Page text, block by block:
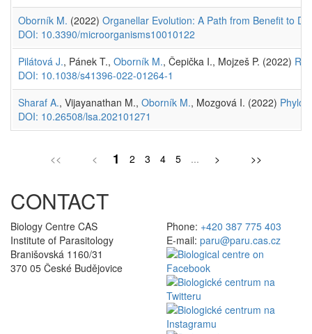
Oborník M. (2022) Organellar Evolution: A Path from Benefit to
DOI: 10.3390/microorganisms10010122
Pilátová J., Pánek T., Oborník M., Čepička I., Mojzeš P. (2022)
DOI: 10.1038/s41396-022-01264-1
Sharaf A., Vijayanathan M., Oborník M., Mozgová I. (2022)
DOI: 10.26508/lsa.202101271
<< < 1 2 3 4 5 ... > >>
CONTACT
Biology Centre CAS
Institute of Parasitology
Branišovská 1160/31
370 05 České Budějovice
Phone: +420 387 775 403
E-mail: paru@paru.cas.cz